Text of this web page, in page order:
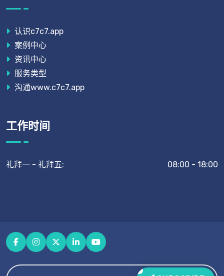
认识c7c7.app
案例中心
资讯中心
服务类型
沟通www.c7c7.app
工作时间
礼拜一 - 礼拜五: 08:00 - 18:00